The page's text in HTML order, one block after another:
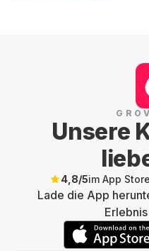
Unsere
4,8/5im App Store
Lade die App